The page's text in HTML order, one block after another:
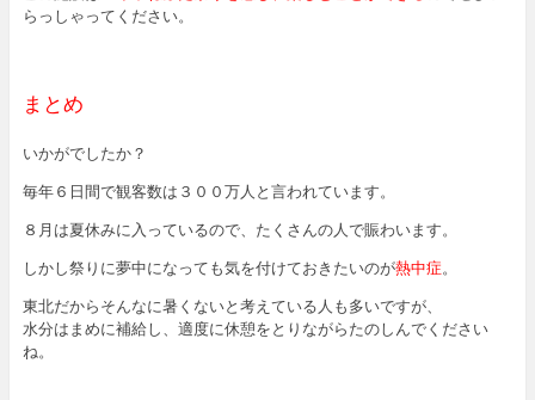
らっしゃってください。
まとめ
いかがでしたか？
毎年６日間で観客数は３００万人と言われています。
８月は夏休みに入っているので、たくさんの人で賑わいます。
しかし祭りに夢中になっても気を付けておきたいのが熱中症。
東北だからそんなに暑くないと考えている人も多いですが、
水分はまめに補給し、適度に休憩をとりながらたのしんでください
ね。